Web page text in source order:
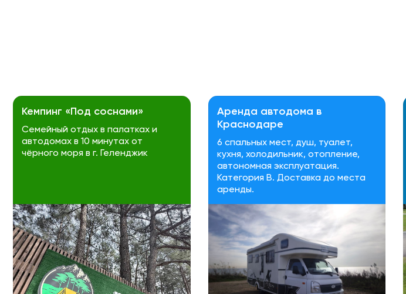
Кемпинг «Под соснами»
Семейный отдых в палатках и
автодомах в 10 минутах от
чёрного моря в г. Геленджик
Аренда автодома в
Краснодаре
6 спальных мест, душ, туалет,
кухня, холодильник, отопление,
автономная эксплуатация.
Категория В. Доставка до места
аренды.